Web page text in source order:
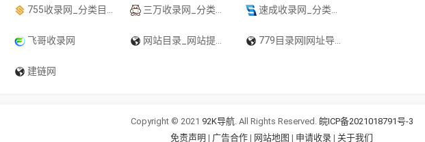
755收录网_分类目录网_免费网站目录_网站收录_网址提交_免费收录网站 三万收录网_分类目录网_免费网站目录_网站收录_网址提交_免费收录网站 速成收录网_分类目录网_免费网站目录_网站收录_网址提交_免费收录网站
飞哥收录网 网站目录_网站提交_目录提交_免费开放目录_童话村分类目录官网 779目录网|网址导航分类网站目录|自助网址提交自动收录-779目录网,自助上链,百度收录,网站目录,网址导航,SEO查询,自动收录网站,分类目录,外链提交
建链网
Copyright © 2021 92K导航. All Rights Reserved. 皖ICP备2021018791号-3
免责声明 | 广告合作 | 网站地图 | 申请收录 | 关于我们